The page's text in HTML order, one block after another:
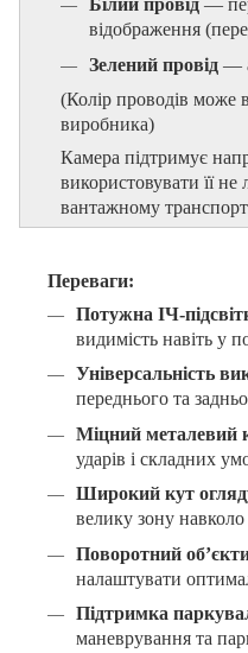
Білий провід —
відображення
Зелений провід —
(Колір проводів може
виробника)
Камера підтримує
використовувати її
вантажному
Переваги:
Потужна ІЧ-
видимість навіть у
Універсальність
переднього та
Міцний металевий
ударів і складних
Широкий кут
велику зону
Поворотний
налаштувати
Підтримка
маневрування та